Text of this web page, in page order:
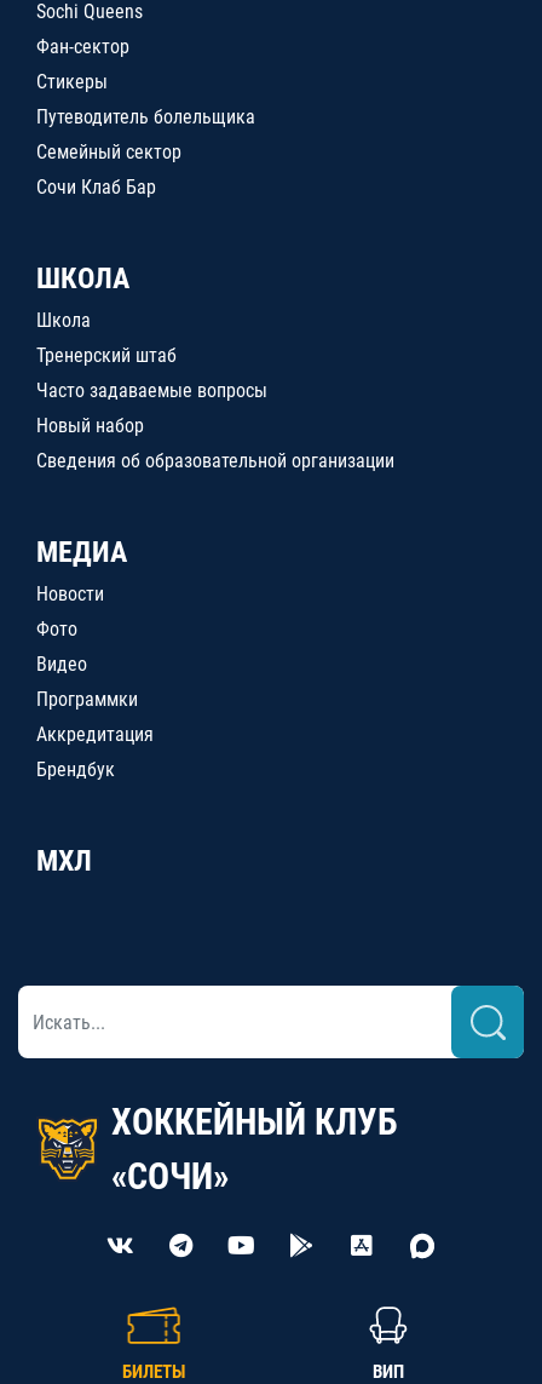
Sochi Queens
Фан-сектор
Стикеры
Путеводитель болельщика
Семейный сектор
Сочи Клаб Бар
ШКОЛА
Школа
Тренерский штаб
Часто задаваемые вопросы
Новый набор
Сведения об образовательной организации
МЕДИА
Новости
Фото
Видео
Программки
Аккредитация
Брендбук
МХЛ
ХОККЕЙНЫЙ КЛУБ
«СОЧИ»
БИЛЕТЫ ВИП